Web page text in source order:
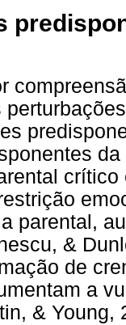
parental,
&
de
a
& Young,